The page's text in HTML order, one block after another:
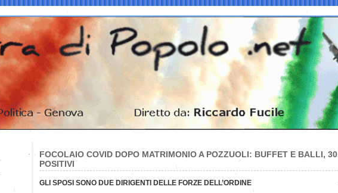
FOCOLAIO COVID DOPO MATRIMONIO A POZZUOLI: BUFFET E BALLI, 30
POSITIVI
GLI SPOSI SONO DUE DIRIGENTI DELLE FORZE DELL’ORDINE